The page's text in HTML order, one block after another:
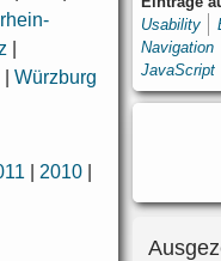
|Würzburg
|2010
Usability
Navigation
JavaScript